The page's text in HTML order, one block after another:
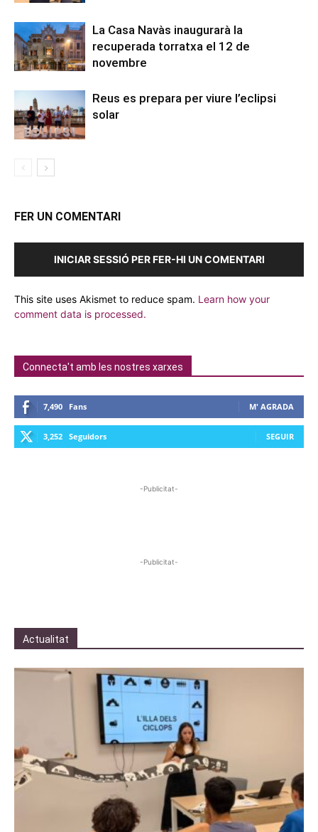
La Casa Navàs inaugurarà la
recuperada torratxa el 12 de
novembre
Reus es prepara per viure l’eclipsi
solar
FER UN COMENTARI
INICIAR SESSIÓ PER FER-HI UN COMENTARI
This site uses Akismet to reduce spam. Learn how your
comment data is processed.
Connecta't amb les nostres xarxes
7,490 Fans M' AGRADA
3,252 Seguidors SEGUIR
-Publicitat-
-Publicitat-
Actualitat